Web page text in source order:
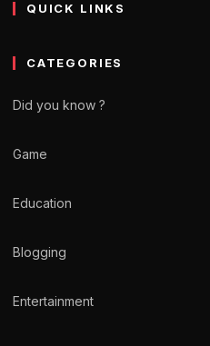
QUICK LINKS
CATEGORIES
Did you know ?
Game
Education
Blogging
Entertainment